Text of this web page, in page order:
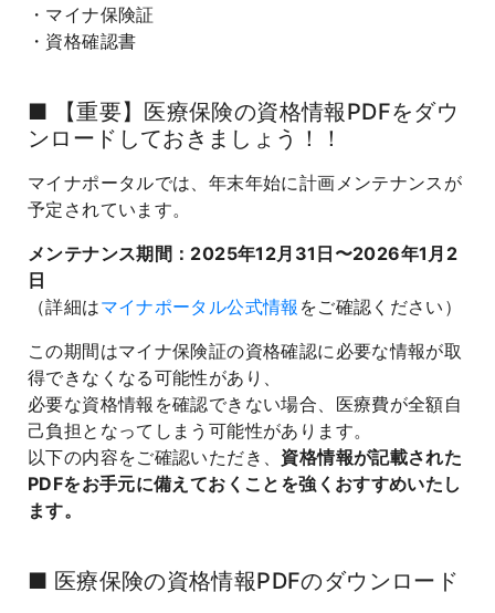
・マイナ保険証
・資格確認書
■ 【重要】医療保険の資格情報PDFをダウ
ンロードしておきましょう！！
マイナポータルでは、年末年始に計画メンテナンスが
予定されています。
メンテナンス期間：2025年12月31日〜2026年1月2
日
（詳細はマイナポータル公式情報 をご確認ください）
この期間はマイナ保険証の資格確認に必要な情報が取
得できなくなる可能性があり、
必要な資格情報を確認できない場合、医療費が全額自
己負担となってしまう可能性があります。
以下の内容をご確認いただき、 資格情報が記載された
PDFをお手元に備えておくことを強くおすすめいたし
ます。
■ 医療保険の資格情報PDFのダウンロード